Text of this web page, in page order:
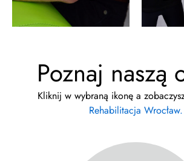
Poznaj naszą
Kliknij w wybraną ikonę a
Rehabilitacja Wrocław.